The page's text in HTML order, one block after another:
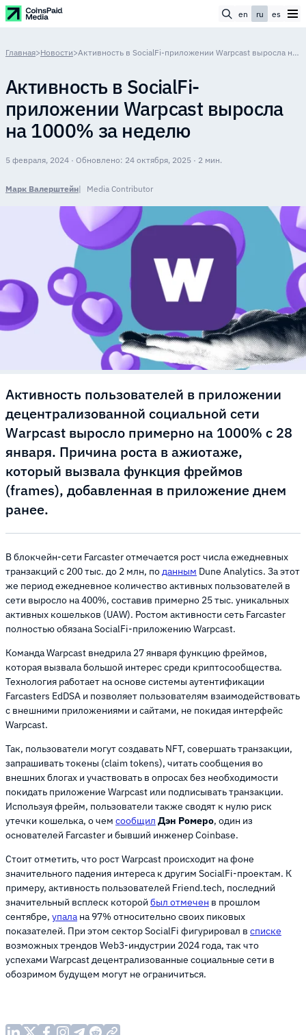
en ru es
Главная>Новости> Активность в SocialFi-приложении Warpcast выросла на 1000% за неделю
Активность в SocialFi-
приложении Warpcast выросла
на 1000% за неделю
5 февраля, 2024 · Обновлено: 24 октября, 2025 · 2 мин.
Марк Валерштейн Media Contributor
Активность пользователей в приложении
децентрализованной социальной сети
Warpcast выросло примерно на 1000% с 28
января. Причина роста в ажиотаже,
который вызвала функция фреймов
(frames), добавленная в приложение днем
ранее.
В блокчейн-сети Farcaster отмечается рост числа ежедневных
транзакций с 200 тыс. до 2 млн, поданным Dune Analytics. За этот
же период ежедневное количество активных пользователей в
сети выросло на 400%, составив примерно 25 тыс. уникальных
активных кошельков (UAW). Ростом активности сеть Farcaster
полностью обязана SocialFi-приложению Warpcast.
Команда Warpcast внедрила 27 января функцию фреймов,
которая вызвала большой интерес среди криптосообщества.
Технология работает на основе системы аутентификации
Farcasters EdDSA и позволяет пользователям взаимодействовать
с внешними приложениями и сайтами, не покидая интерфейс
Warpcast.
Так, пользователи могут создавать NFT, совершать транзакции,
запрашивать токены (claim tokens), читать сообщения во
внешних блогах и участвовать в опросах без необходимости
покидать приложение Warpcast или подписывать транзакции.
Используя фрейм, пользователи также сводят к нулю риск
утечки кошелька, о чем сообщил Дэн Ромеро, один из
основателей Farcaster и бывший инженер Coinbase.
Стоит отметить, что рост Warpcast происходит на фоне
значительного падения интереса к другим SocialFi-проектам. К
примеру, активность пользователей Friend.tech, последний
значительный всплеск которой был отмечен в прошлом
сентябре, упала на 97% относительно своих пиковых
показателей. При этом сектор SocialFi фигурировал в списке
возможных трендов Web3-индустрии 2024 года, так что
успехами Warpcast децентрализованные социальные сети в
обозримом будущем могут не ограничиться.